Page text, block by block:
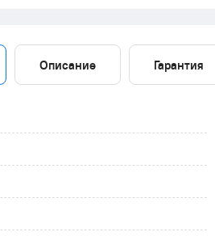
Описание Гарантия